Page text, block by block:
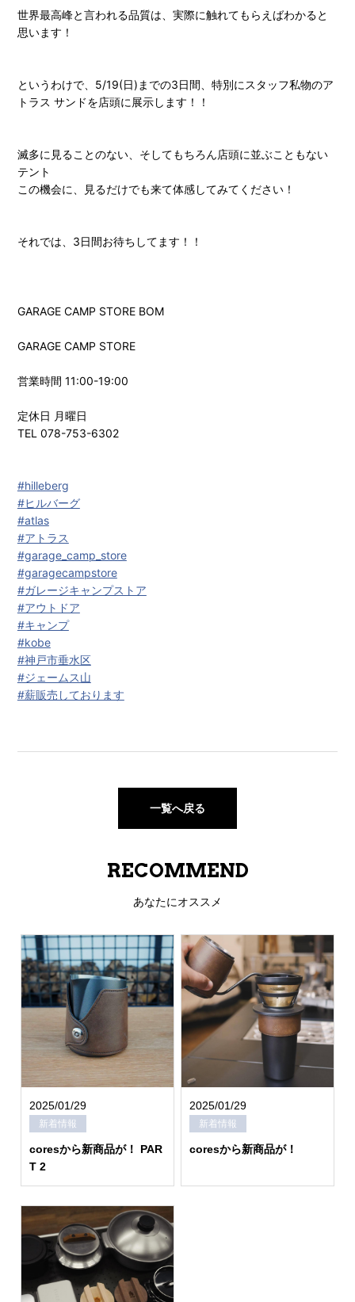
世界最高峰と言われる品質は、実際に触れてもらえばわかると
思います！
というわけで、5/19(日)までの3日間、特別にスタッフ私物のア
トラス サンドを店頭に展示します！！
滅多に見ることのない、そしてもちろん店頭に並ぶこともない
テント
この機会に、見るだけでも来て体感してみてください！
それでは、3日間お待ちしてます！！
GARAGE CAMP STORE BOM
GARAGE CAMP STORE
営業時間 11:00-19:00
定休日 月曜日
TEL 078-753-6302
#hilleberg
#ヒルバーグ
#atlas
#アトラス
#garage_camp_store
#garagecampstore
#ガレージキャンプストア
#アウトドア
#キャンプ
#kobe
#神戸市垂水区
#ジェームス山
#薪販売しております
一覧へ戻る
RECOMMEND
あなたにオススメ
2025/01/29
新着情報
coresから新商品が！ PAR
T 2
2025/01/29
新着情報
coresから新商品が！